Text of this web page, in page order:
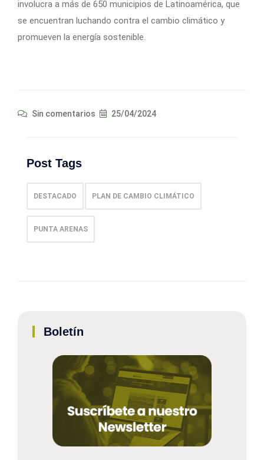
involucra a más de 650 municipios de Latinoamérica, que
se encuentran luchando contra el cambio climático y
promueven la energía sostenible.
Sin comentarios 25/04/2024
Post Tags
DESTACADO PLAN DE CAMBIO CLIMÁTICO
PUNTA ARENAS
Boletín